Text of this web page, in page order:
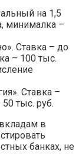
на 1,5
минималка –
Ставка – до
– 100 тыс.
Ставка –
тыс. руб.
в
банках, не